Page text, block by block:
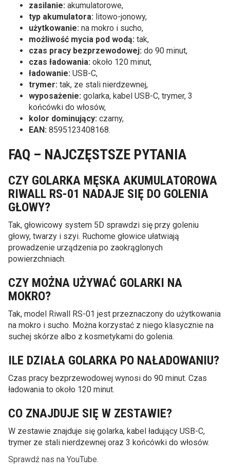
zasilanie: akumulatorowe,
typ akumulatora: litowo-jonowy,
użytkowanie: na mokro i sucho,
możliwość mycia pod wodą: tak,
czas pracy bezprzewodowej: do 90 minut,
czas ładowania: około 120 minut,
ładowanie: USB-C,
trymer: tak, ze stali nierdzewnej,
wyposażenie: golarka, kabel USB-C, trymer, 3
końcówki do włosów,
kolor dominujący: czarny,
EAN: 8595123408168.
FAQ – NAJCZĘSTSZE PYTANIA
CZY GOLARKA MĘSKA AKUMULATOROWA
RIWALL RS-01 NADAJE SIĘ DO GOLENIA
GŁOWY?
Tak, głowicowy system 5D sprawdzi się przy goleniu
głowy, twarzy i szyi. Ruchome głowice ułatwiają
prowadzenie urządzenia po zaokrąglonych
powierzchniach.
CZY MOŻNA UŻYWAĆ GOLARKI NA
MOKRO?
Tak, model Riwall RS-01 jest przeznaczony do użytkowania
na mokro i sucho. Można korzystać z niego klasycznie na
suchej skórze albo z kosmetykami do golenia.
ILE DZIAŁA GOLARKA PO NAŁADOWANIU?
Czas pracy bezprzewodowej wynosi do 90 minut. Czas
ładowania to około 120 minut.
CO ZNAJDUJE SIĘ W ZESTAWIE?
W zestawie znajduje się golarka, kabel ładujący USB-C,
trymer ze stali nierdzewnej oraz 3 końcówki do włosów.
Sprawdź nas na YouTube.